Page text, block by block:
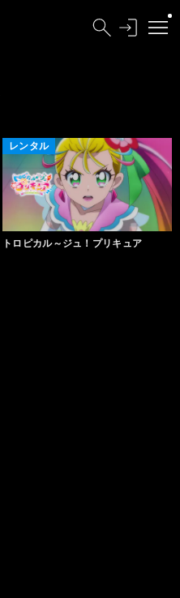
レンタル
トロピカル～ジュ！プリキュア